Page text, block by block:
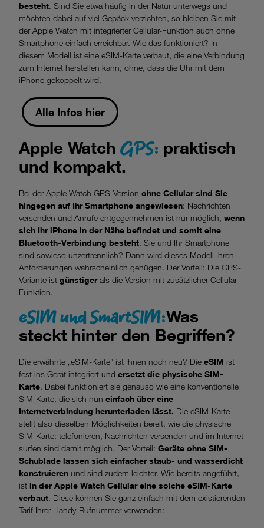
besteht. Sind Sie etwa häufig in der Natur unterwegs und
möchten dabei auf viel Gepäck verzichten, so bleiben Sie mit
der Apple Watch mit integrierter Cellular-Funktion auch ohne
Smartphone einfach erreichbar. Wie das funktioniert? In
diesem Modell ist eine eSIM-Karte verbaut, die eine Verbindung
zum Internet herstellen kann, ohne, dass die Uhr mit dem
iPhone gekoppelt wird.
Alle Infos hier
Apple WatchGPS: praktisch
und kompakt.
Bei der Apple Watch GPS-Version ohne Cellular sind Sie
hingegen auf Ihr Smartphone angewiesen: Nachrichten
versenden und Anrufe entgegennehmen ist nur möglich, wenn
sich Ihr iPhone in der Nähe befindet und somit eine
Bluetooth-Verbindung besteht. Sie und Ihr Smartphone
sind sowieso unzertrennlich? Dann wird dieses Modell Ihren
Anforderungen wahrscheinlich genügen. Der Vorteil: Die GPS-
Variante ist günstigerals die Version mit zusätzlicher Cellular-
Funktion.
eSIM und SmartSIM:Was
steckt hinter den Begriffen?
Die erwähnte „eSIM-Karte” ist Ihnen noch neu? Die eSIM ist
fest ins Gerät integriert und ersetzt die physische SIM-
Karte. Dabei funktioniert sie genauso wie eine konventionelle
SIM-Karte, die sich nun einfach über eine
Internetverbindung herunterladen lässt. Die eSIM-Karte
stellt also dieselben Möglichkeiten bereit, wie die physische
SIM-Karte: telefonieren, Nachrichten versenden und im Internet
surfen sind damit möglich. Der Vorteil: Geräte ohne SIM-
Schublade lassen sich einfacher staub- und wasserdicht
konstruieren und sind zudem leichter. Wie bereits angeführt,
ist in der Apple Watch Cellular eine solche eSIM-Karte
verbaut. Diese können Sie ganz einfach mit dem existierenden
Tarif Ihrer Handy-Rufnummer verwenden:
(z.B. Data Privacy Framework), werden wie europäische
Unternehmen behandelt.
Wenn Sie „Nur notwendige Cookies“ wählen, dann sind für
Sie nur jene Cookies im Einsatz, die zur Funktion dieser
Website unerlässlich sind.